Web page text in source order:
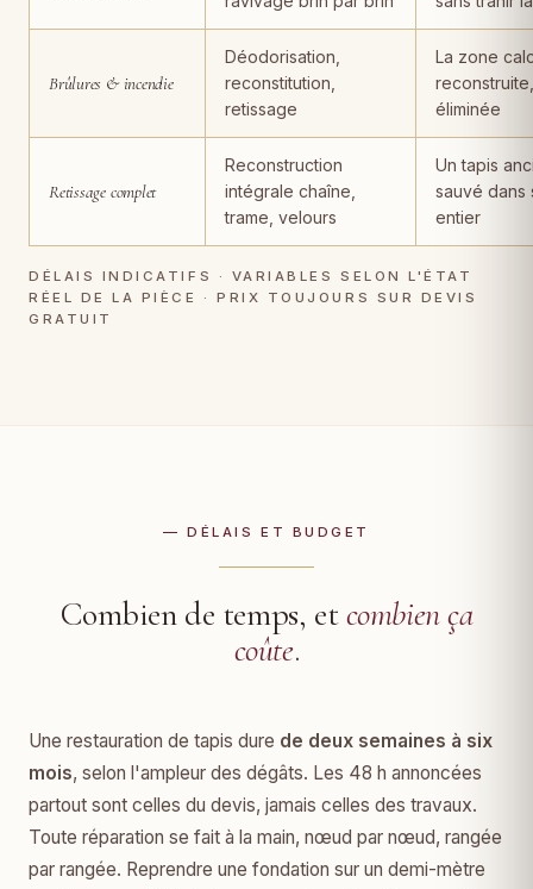
Brûlures & incendie
Déodorisation,
reconstitution,
retissage
La zone
éliminée
Retissage complet
Reconstruction
intégrale chaîne,
trame, velours
Un tapis
sauvé dans
entier
DÉLAIS INDICATIFS · VARIABLES SELON L'ÉTAT
RÉEL DE LA PIÈCE · PRIX TOUJOURS SUR DEVIS
GRATUIT
— DÉLAIS ET BUDGET
Combien de temps, etcombien ça
coûte.
Une restauration de tapis dure de deux semaines à six
mois, selon l'ampleur des dégâts. Les 48 h annoncées
partout sont celles du devis, jamais celles des travaux.
Toute réparation se fait à la main, nœud par nœud, rangée
par rangée. Reprendre une fondation sur un demi-mètre